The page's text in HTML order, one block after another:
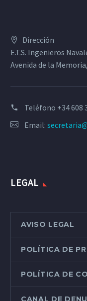
Dirección
E.T.S. Ingenieros
Avenida de la
Teléfono +34 608
Email:
LEGAL
AVISO LEGAL
POLÍTICA DE
POLÍTICA DE
CANAL DE